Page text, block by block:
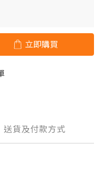
立即購買
送貨及付款方式